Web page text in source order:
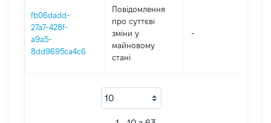
fb06dadd-
27a7-428f-
a9a5-
8dd9695ca4c6
Повідомлення
про суттєві
зміни y
майновому
стані
-